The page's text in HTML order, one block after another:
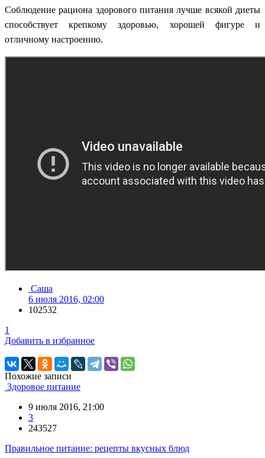
Соблюдение рациона здорового питания лучше всякой диеты
способствует крепкому здоровью, хорошей фигуре и
отличному настроению.
Саша
6 июля 2016, 02:00
102532
1
Добавить в избранное
Похожие записи
Здоровое питание
9 июля 2016, 21:00
3
243527
Правильное питание: рецепты вкусных блюд